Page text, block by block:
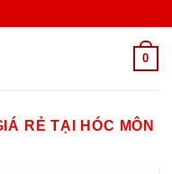
0
RẺ TẠI HÓC MÔN